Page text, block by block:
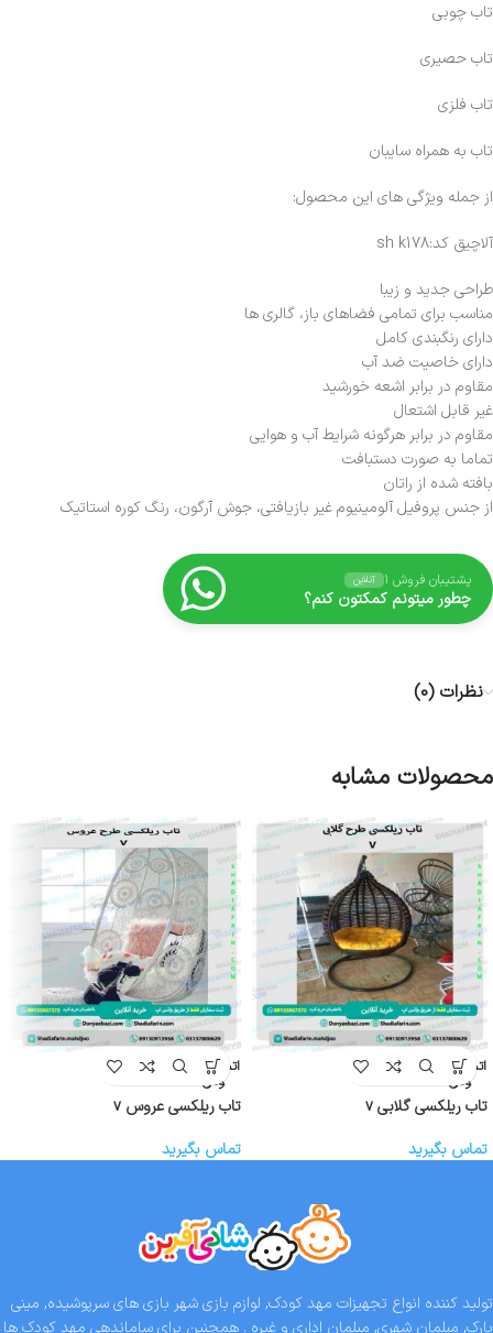
تاب چوبی
تاب حصیری
تاب فلزی
تاب به همراه سایبان
از جمله ویژگی های این محصول:
آلاچیق کد:sh k178
طراحی جدید و زیبا
مناسب برای تمامی فضاهای باز، گالری ها
دارای رنگبندی کامل
دارای خاصیت ضد آب
مقاوم در برابر اشعه خورشید
غیر قابل اشتعال
مقاوم در برابر هرگونه شرایط آب و هوایی
تماما به صورت دستبافت
بافته شده از راتان
از جنس پروفیل آلومینیوم غیر بازیافتی، جوش آرگون، رنگ کوره استاتیک
پشتیبان فروش ۱ آنلاین
چطور میتونم کمکتون کنم؟
نظرات (0)
محصولات مشابه
اتمام موج
ودی
تاب ریلکسی گلابی v
تماس بگیرید
اتمام موج
ودی
تاب ریلکسی عروس v
تماس بگیرید
تولید کننده انواع تجهیزات مهد کودک, لوازم بازی شهر بازی های سرپوشیده, مینی
پارک, مبلمان شهری, مبلمان اداری و غیره . همچنین برای ساماندهی مهد کودک ها